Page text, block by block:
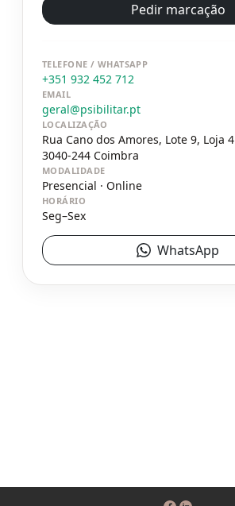
Pedir marcação
TELEFONE / WHATSAPP
+351 932 452 712
EMAIL
geral@psibilitar.pt
LOCALIZAÇÃO
Rua Cano dos Amores, Lote 9, Loja 4
3040-244 Coimbra
MODALIDADE
Presencial · Online
HORÁRIO
Seg–Sex
WhatsApp